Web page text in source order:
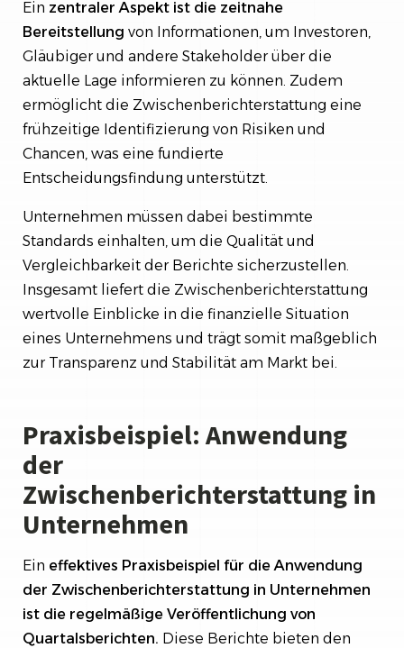
Ein zentraler Aspekt ist die zeitnahe
Bereitstellung von Informationen, um Investoren,
Gläubiger und andere Stakeholder über die
aktuelle Lage informieren zu können. Zudem
ermöglicht die Zwischenberichterstattung eine
frühzeitige Identifizierung von Risiken und
Chancen, was eine fundierte
Entscheidungsfindung unterstützt.
Unternehmen müssen dabei bestimmte
Standards einhalten, um die Qualität und
Vergleichbarkeit der Berichte sicherzustellen.
Insgesamt liefert die Zwischenberichterstattung
wertvolle Einblicke in die finanzielle Situation
eines Unternehmens und trägt somit maßgeblich
zur Transparenz und Stabilität am Markt bei.
Praxisbeispiel: Anwendung
der
Zwischenberichterstattung in
Unternehmen
Ein effektives Praxisbeispiel für die Anwendung
der Zwischenberichterstattung in Unternehmen
ist die regelmäßige Veröffentlichung von
Quartalsberichten. Diese Berichte bieten den